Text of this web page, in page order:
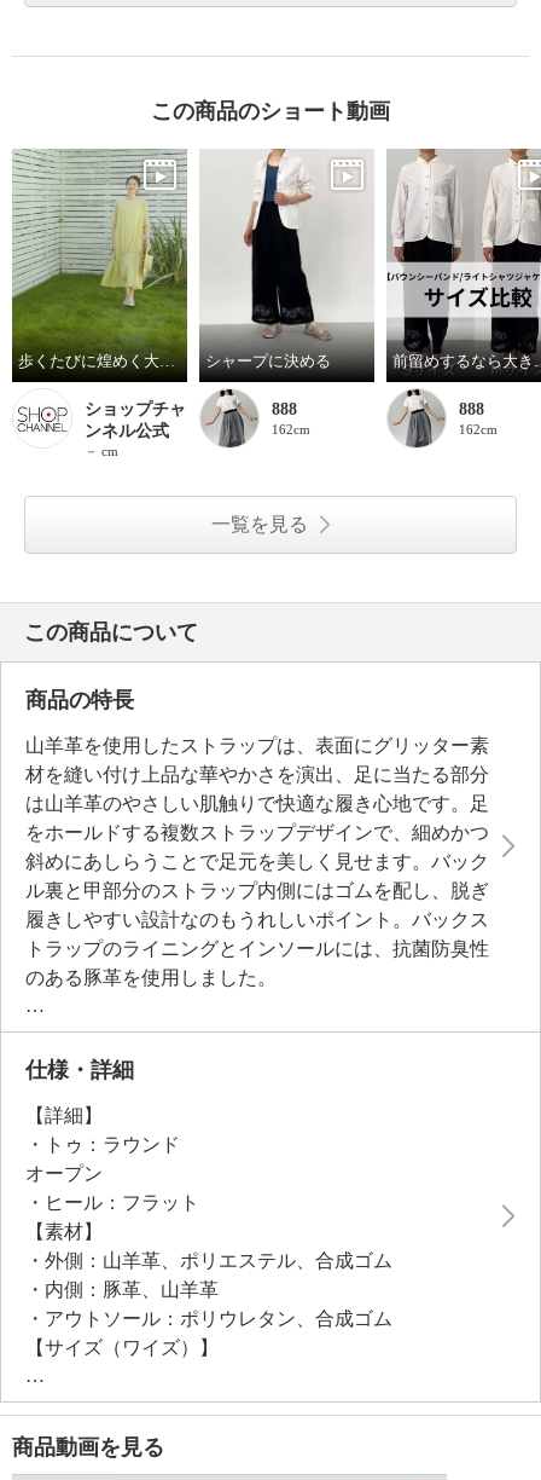
この商品のショート動画
歩くたびに煌めく大人のサマーサンダル
ショップチャ
ンネル公式
－ cm
シャープに決める
888
162cm
888
162cm
一覧を見る
この商品について
商品の特長
山羊革を使用したストラップは、表面にグリッター素
材を縫い付け上品な華やかさを演出、足に当たる部分
は山羊革のやさしい肌触りで快適な履き心地です。足
をホールドする複数ストラップデザインで、細めかつ
斜めにあしらうことで足元を美しく見せます。バック
ル裏と甲部分のストラップ内側にはゴムを配し、脱ぎ
履きしやすい設計なのもうれしいポイント。バックス
トラップのライニングとインソールには、抗菌防臭性
のある豚革を使用しました。
ドイツの化学メーカーＢＡＳＦ社製発泡ポリウレタン
素材を用いたミッドソールと一体化した設計です。足
裏の丸みを包み込むカップ形状により、安定感のある
衝撃吸収性とグリップ力のバランスにも配慮していま
す。
●普段と同じサイズをおすすめ
仕様・詳細
【詳細】
・トゥ：ラウンド
オープン
・ヒール：フラット
【素材】
・外側：山羊革、ポリエステル、合成ゴム
・内側：豚革、山羊革
・アウトソール：ポリウレタン、合成ゴム
【サイズ（ワイズ）】
・３Ｅ相当
【サイズ（その他）】
・ヒールの高さ：約４ｃｍ（内インヒール約１ｃｍ）
・前底厚み：約２．５ｃｍ
商品動画を見る